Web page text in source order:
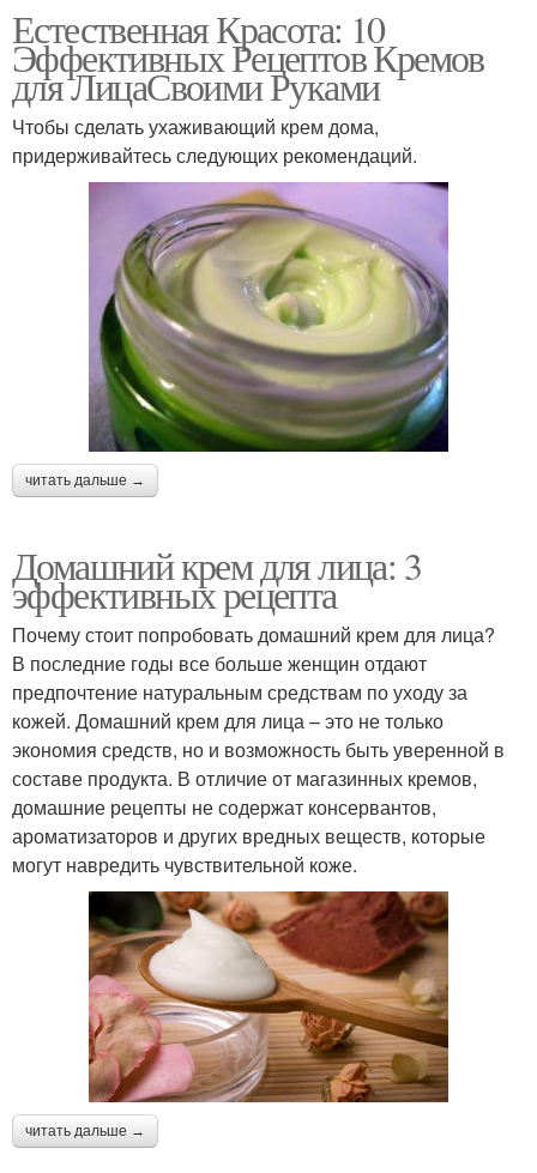
Естественная Красота: 10
Эффективных Рецептов Кремов
для ЛицаСвоими Руками
Чтобы сделать ухаживающий крем дома,
придерживайтесь следующих рекомендаций.
читать дальше →
Домашний крем для лица: 3
эффективных рецепта
Почему стоит попробовать домашний крем для лица?
В последние годы все больше женщин отдают
предпочтение натуральным средствам по уходу за
кожей. Домашний крем для лица – это не только
экономия средств, но и возможность быть уверенной в
составе продукта. В отличие от магазинных кремов,
домашние рецепты не содержат консервантов,
ароматизаторов и других вредных веществ, которые
могут навредить чувствительной коже.
читать дальше →